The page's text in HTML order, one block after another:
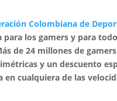
Colombiana de
los gamers y para
de 24 millones de
y un descuento
cualquiera de las